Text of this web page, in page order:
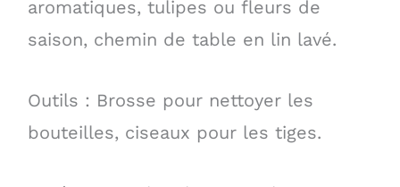
aromatiques, tulipes ou fleurs de
saison, chemin de table en lin lavé.
Outils : Brosse pour nettoyer les
bouteilles, ciseaux pour les tiges.